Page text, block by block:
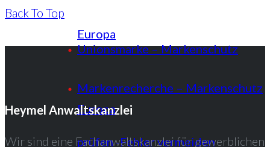
Unionsmarke – Markenschutz
Europa
Europa
Markenrecherche – Markenschutz
prüfen -Fehler vermeiden
Back To Top
Heymel Anwaltskanzlei
Wir sind eine Fachanwaltskanzlei für gewerblichen